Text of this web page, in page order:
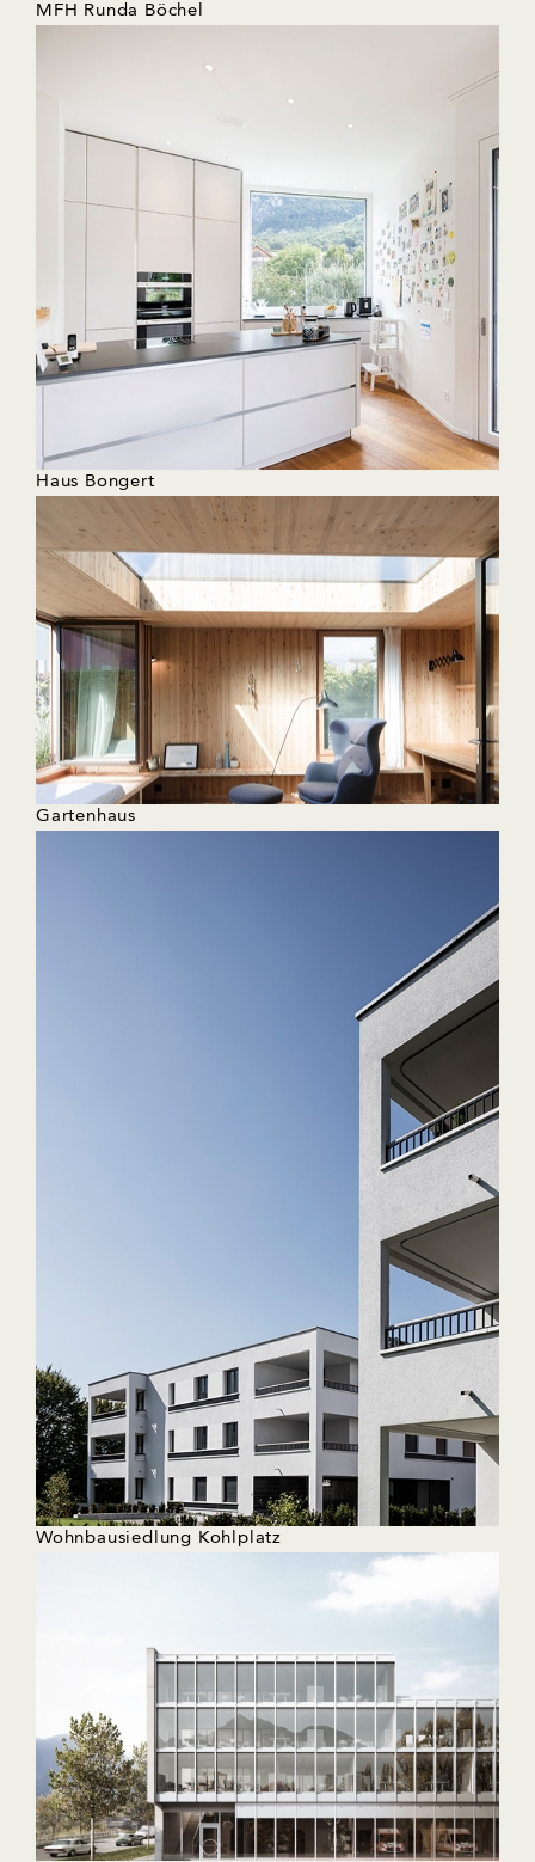
MFH Runda Böchel
Haus Bongert
Gartenhaus
Wohnbausiedlung Kohlplatz